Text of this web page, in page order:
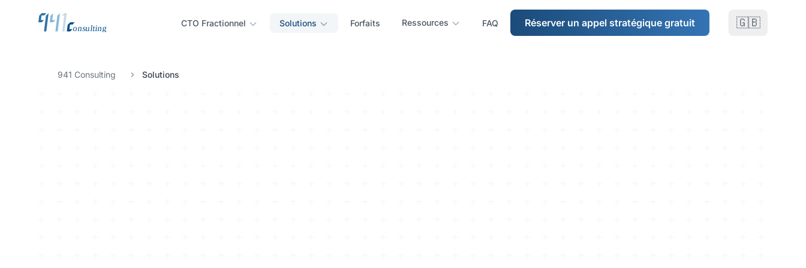
CTO Fractionnel Solutions Forfaits Ressources FAQ Réserver un appel stratégique gratuit 🇬🇧
941 Consulting Solutions